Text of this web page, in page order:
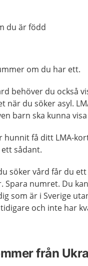
du är född
om du har ett.
behöver du också
när du söker asyl.
barn ska kunna
hunnit få ditt LMA-
sådant.
söker vård får du
Spara numret. Du
som är i Sverige
och inte har
från